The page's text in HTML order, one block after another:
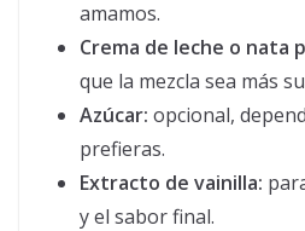
amamos.
Crema de leche o nata
que la mezcla sea más
Azúcar: opcional,
prefieras.
Extracto de vainilla:
y el sabor final.